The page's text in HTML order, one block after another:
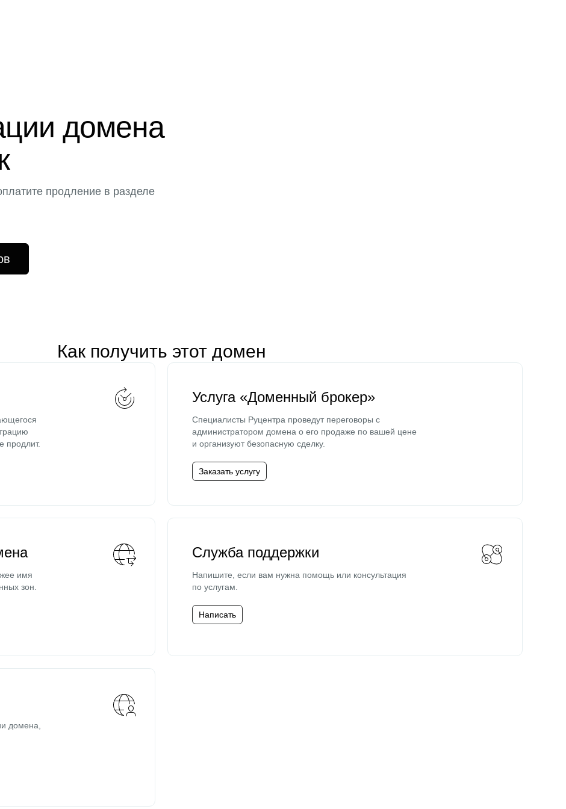
домена
продление в разделе
Как получить этот домен
продлит.
Услуга «Доменный брокер»
Специалисты Руцентра проведут переговоры с
администратором домена о его продаже по вашей цене
и организуют безопасную сделку.
Заказать услугу
имя
зон.
Служба поддержки
Напишите, если вам нужна помощь или консультация
по услугам.
Написать
домена,